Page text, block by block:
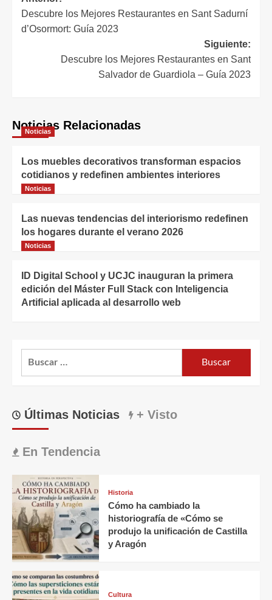
de
Descubre los Mejores Restaurantes en Sant Sadurní
d’Osormort: Guía 2023
Siguiente:
Descubre los Mejores Restaurantes en Sant
Salvador de Guardiola – Guía 2023
Noticias Relacionadas
Noticias
Los muebles decorativos transforman espacios
cotidianos y redefinen ambientes interiores
Noticias
Las nuevas tendencias del interiorismo redefinen
los hogares durante el verano 2026
Noticias
ID Digital School y UCJC inauguran la primera
edición del Máster Full Stack con Inteligencia
Artificial aplicada al desarrollo web
Últimas Noticias + Visto
En Tendencia
Historia
Cómo ha cambiado la
historiografía de «Cómo se
produjo la unificación de Castilla
y Aragón
Cultura